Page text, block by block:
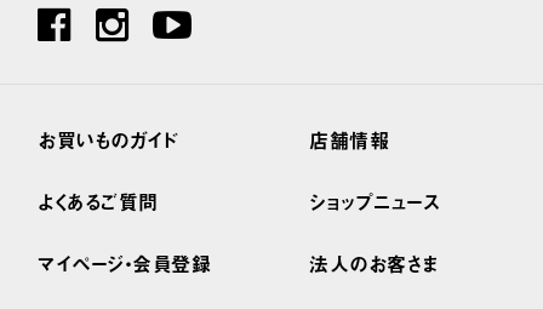
お買いものガイド
よくあるご質問
マイページ・会員登録
店舗情報
ショップニュース
法人のお客さま